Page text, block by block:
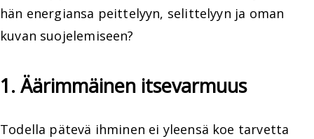
hän energiansa peittelyyn, selittelyyn ja oman
kuvan suojelemiseen?
1. Äärimmäinen itsevarmuus
Todella pätevä ihminen ei yleensä koe tarvetta